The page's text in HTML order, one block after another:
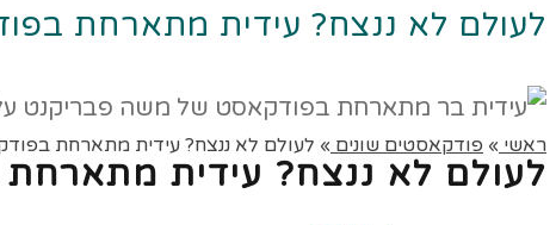
לעולם לא ננצח? עידית מתארחת
ראשי » פודקאסטים שונים » לעולם לא ננצח? עידית מתארחת
לעולם לא ננצח? עידית